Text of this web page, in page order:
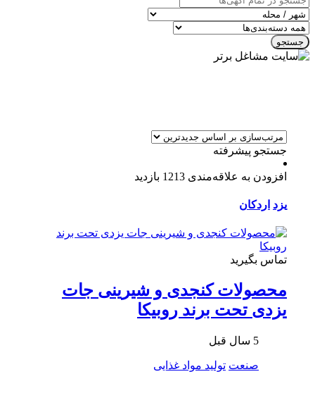
جستجو
جستجو پیشرفته
افزودن به علاقه‌مندی 1213 بازدید
یزد اردکان
تماس بگیرید
محصولات کنجدی و شیرینی جات
یزدی تحت برند روبیکا
5 سال قبل
صنعت تولید مواد غذایی